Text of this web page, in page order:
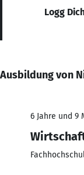
Logg
Ausbildung von
6 Jahre und 9